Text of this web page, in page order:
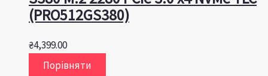
(PRO512GS380)
₴4,399.00
Порівняти